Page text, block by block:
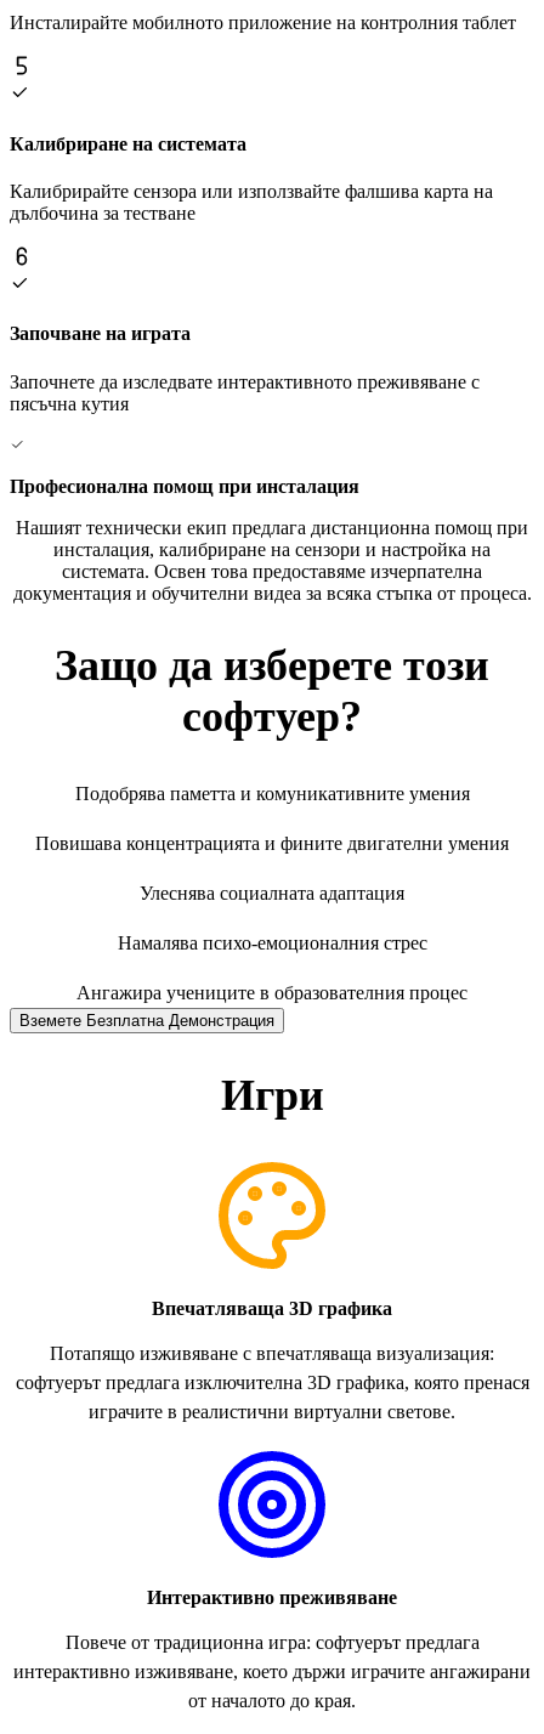
Инсталирайте мобилното приложение на контролния таблет
Калибриране на системата
Калибрирайте сензора или използвайте фалшива карта на
дълбочина за тестване
Започване на играта
Започнете да изследвате интерактивното преживяване с
пясъчна кутия
Професионална помощ при инсталация
Нашият технически екип предлага дистанционна помощ при
инсталация, калибриране на сензори и настройка на
системата. Освен това предоставяме изчерпателна
документация и обучителни видеа за всяка стъпка от процеса.
Защо да изберете този
софтуер?
Подобрява паметта и комуникативните умения
Повишава концентрацията и фините двигателни умения
Улеснява социалната адаптация
Намалява психо-емоционалния стрес
Ангажира учениците в образователния процес
Вземете Безплатна Демонстрация
Игри
Впечатляваща 3D графика
Потапящо изживяване с впечатляваща визуализация:
софтуерът предлага изключителна 3D графика, която пренася
играчите в реалистични виртуални светове.
Интерактивно преживяване
Повече от традиционна игра: софтуерът предлага
интерактивно изживяване, което държи играчите ангажирани
от началото до края.